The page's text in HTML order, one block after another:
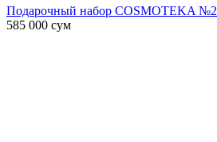
Подарочный набор COSMOTEKA №2
585 000 сум